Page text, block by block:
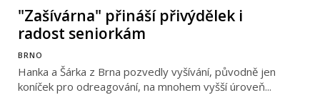
"Zašívárna" přináší přivýdělek i
radost seniorkám
BRNO
Hanka a Šárka z Brna pozvedly vyšívání, původně jen
koníček pro odreagování, na mnohem vyšší úroveň...